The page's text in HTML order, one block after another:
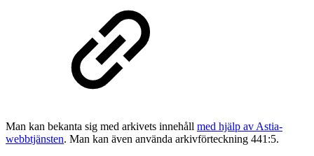
Man kan bekanta sig med arkivets innehåll med hjälp av Astia-
webbtjänsten. Man kan även använda arkivförteckning 441:5.